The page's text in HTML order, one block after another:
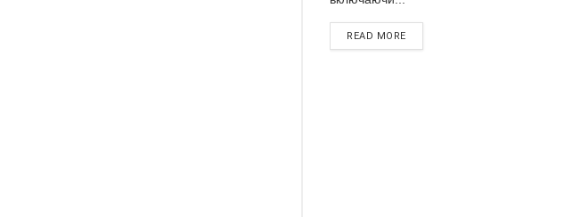
READ MORE